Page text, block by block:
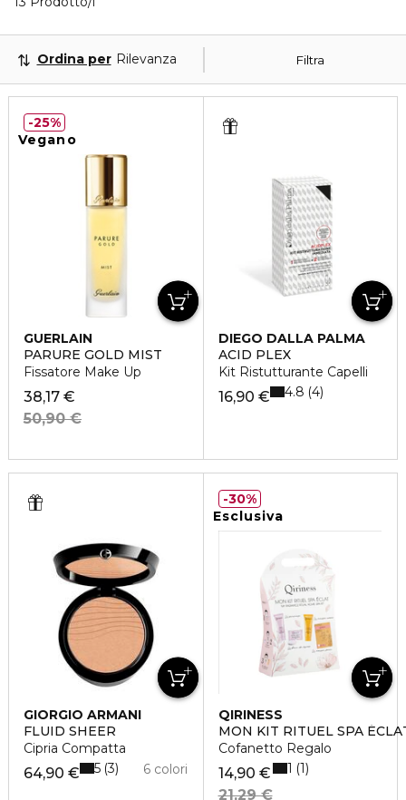
Filtra
Ordina per Rilevanza
Vegano
GUERLAIN
PARURE GOLD MIST
Fissatore Make Up
38,17 €
50,90 €
25%
DIEGO DALLA PALMA
ACID PLEX
Kit Ristutturante Capelli
16,90 € 4.8 4
GIORGIO ARMANI
FLUID SHEER
Cipria Compatta
64,90 € 6 colori
5 3
Esclusiva
QIRINESS
MON KIT RITUEL SPA
Cofanetto Regalo
14,90 €
21,29 €
1 1
30%